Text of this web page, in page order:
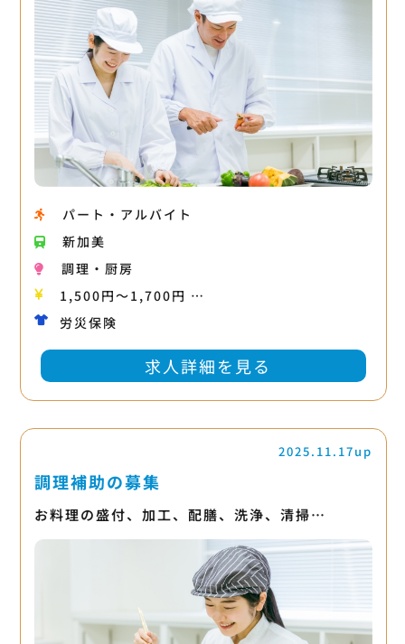
パート・アルバイト
新加美
調理・厨房
1,500円〜1,700円 …
労災保険
求人詳細を見る
2025.11.17up
調理補助の募集
お料理の盛付、加工、配膳、洗浄、清掃…